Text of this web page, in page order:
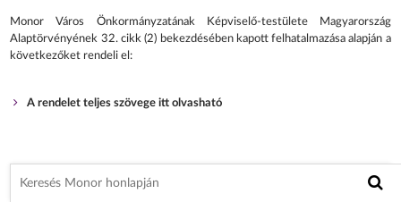
Monor Város Önkormányzatának Képviselő-testülete Magyarország
Alaptörvényének 32. cikk (2) bekezdésében kapott felhatalmazása alapján a
következőket rendeli el:
A rendelet teljes szövege itt olvasható